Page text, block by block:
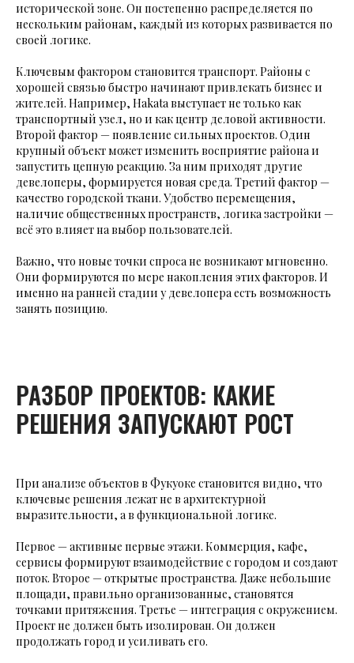
исторической зоне. Он постепенно распределяется по
нескольким районам, каждый из которых развивается по
своей логике.
Ключевым фактором становится транспорт. Районы с
хорошей связью быстро начинают привлекать бизнес и
жителей. Например, Hakata выступает не только как
транспортный узел, но и как центр деловой активности.
Второй фактор — появление сильных проектов. Один
крупный объект может изменить восприятие района и
запустить цепную реакцию. За ним приходят другие
девелоперы, формируется новая среда. Третий фактор —
качество городской ткани. Удобство перемещения,
наличие общественных пространств, логика застройки —
всё это влияет на выбор пользователей.
Важно, что новые точки спроса не возникают мгновенно.
Они формируются по мере накопления этих факторов. И
именно на ранней стадии у девелопера есть возможность
занять позицию.
РАЗБОР ПРОЕКТОВ: КАКИЕ
РЕШЕНИЯ ЗАПУСКАЮТ РОСТ
При анализе объектов в Фукуоке становится видно, что
ключевые решения лежат не в архитектурной
выразительности, а в функциональной логике.
Первое — активные первые этажи. Коммерция, кафе,
сервисы формируют взаимодействие с городом и создают
поток. Второе — открытые пространства. Даже небольшие
площади, правильно организованные, становятся
точками притяжения. Третье — интеграция с окружением.
Проект не должен быть изолирован. Он должен
продолжать город и усиливать его.